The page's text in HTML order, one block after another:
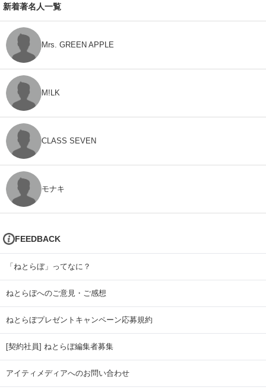
新着著名人一覧
Mrs. GREEN APPLE
M!LK
CLASS SEVEN
モナキ
FEEDBACK
「ねとらぼ」ってなに？
ねとらぼへのご意見・ご感想
ねとらぼプレゼントキャンペーン応募規約
[契約社員] ねとらぼ編集者募集
アイティメディアへのお問い合わせ